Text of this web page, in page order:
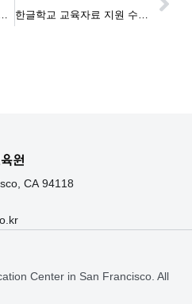
장학기금 장학생 선발 한글학교 교육자료 지원 수요조사 실시 (6월 12일 목요일까지 접수)
CA 94118
Center in San Francisco. All